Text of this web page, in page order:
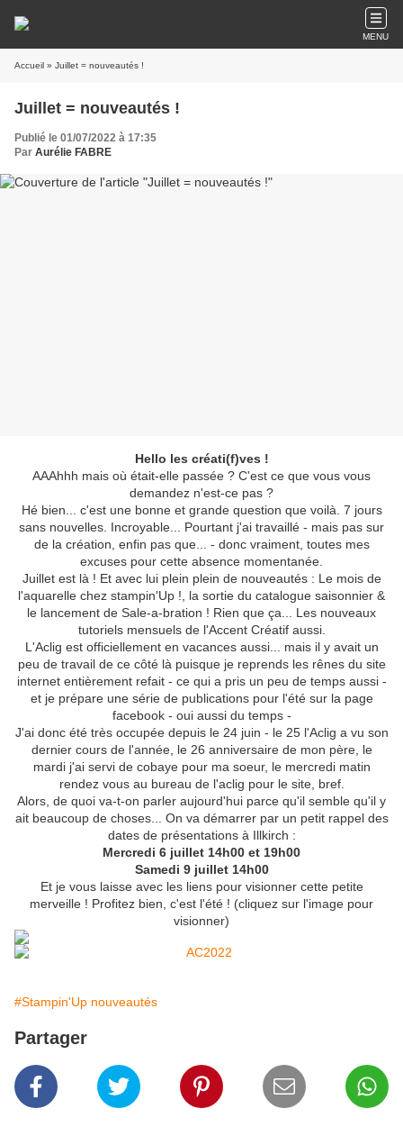
MENU
Accueil » Juillet = nouveautés !
Juillet = nouveautés !
Publié le 01/07/2022 à 17:35
Par Aurélie FABRE
Hello les créati(f)ves !
AAAhhh mais où était-elle passée ? C'est ce que vous vous
demandez n'est-ce pas ?
Hé bien... c'est une bonne et grande question que voilà. 7 jours
sans nouvelles. Incroyable... Pourtant j'ai travaillé - mais pas sur
de la création, enfin pas que... - donc vraiment, toutes mes
excuses pour cette absence momentanée.
Juillet est là ! Et avec lui plein plein de nouveautés : Le mois de
l'aquarelle chez stampin'Up !, la sortie du catalogue saisonnier &
le lancement de Sale-a-bration ! Rien que ça... Les nouveaux
tutoriels mensuels de l'Accent Créatif aussi.
L'Aclig est officiellement en vacances aussi... mais il y avait un
peu de travail de ce côté là puisque je reprends les rênes du site
internet entièrement refait - ce qui a pris un peu de temps aussi -
et je prépare une série de publications pour l'été sur la page
facebook - oui aussi du temps -
J'ai donc été très occupée depuis le 24 juin - le 25 l'Aclig a vu son
dernier cours de l'année, le 26 anniversaire de mon père, le
mardi j'ai servi de cobaye pour ma soeur, le mercredi matin
rendez vous au bureau de l'aclig pour le site, bref.
Alors, de quoi va-t-on parler aujourd'hui parce qu'il semble qu'il y
ait beaucoup de choses... On va démarrer par un petit rappel des
dates de présentations à Illkirch :
Mercredi 6 juillet 14h00 et 19h00
Samedi 9 juillet 14h00
Et je vous laisse avec les liens pour visionner cette petite
merveille ! Profitez bien, c'est l'été ! (cliquez sur l'image pour
visionner)
#Stampin'Up nouveautés
Partager